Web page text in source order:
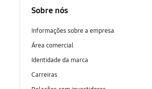
Sobre nós
Informações sobre a empresa
Área comercial
Identidade da marca
Carreiras